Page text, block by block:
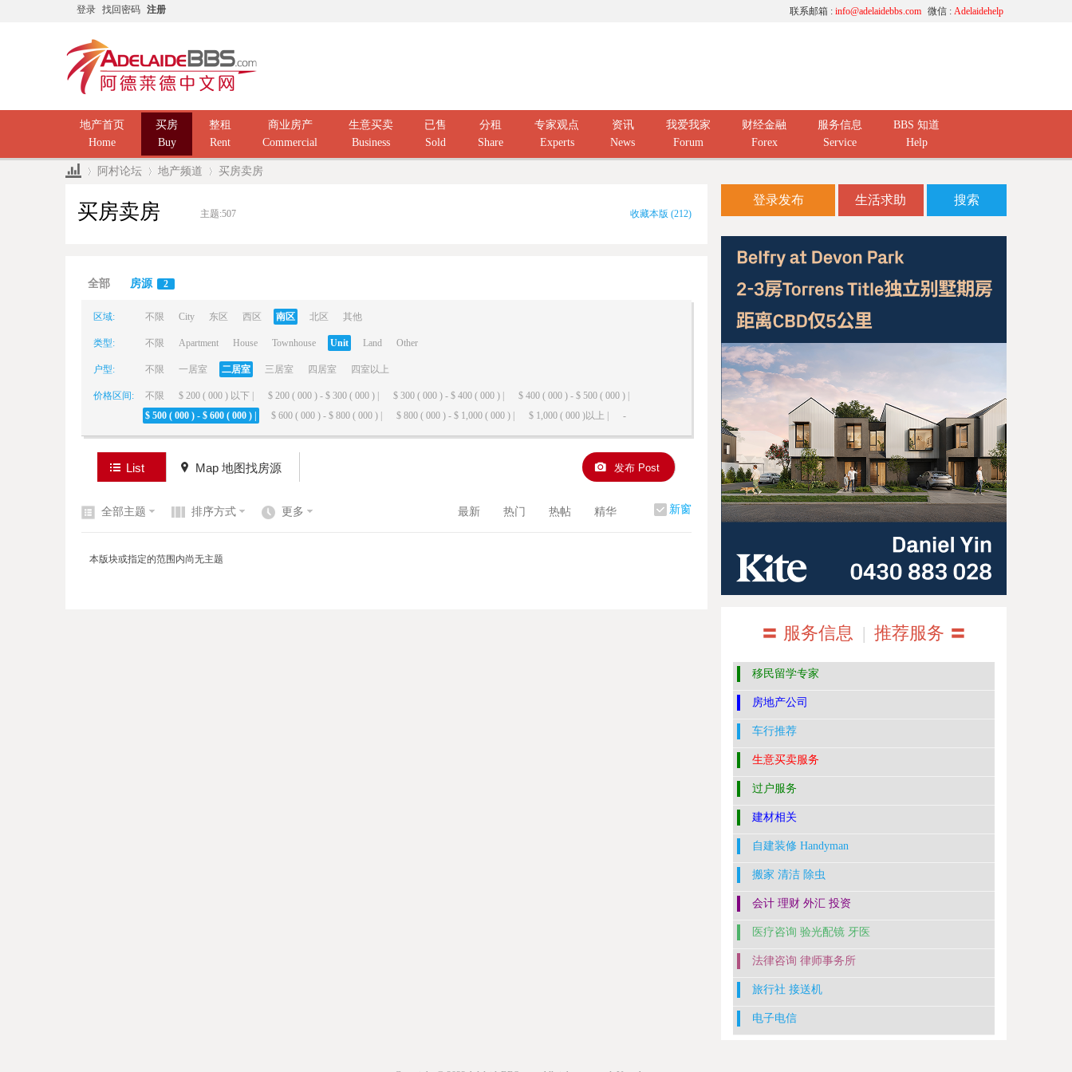
登录 找回密码 注册 微信 : Adelaidehelp
联系邮箱 : info@adelaidebbs.com
地产首页
Home
买房
Buy
整租
Rent
商业房产
Commercial
生意买卖
Business
已售
Sold
分租
Share
专家观点
Experts
资讯
News
我爱我家
Forum
财经金融
Forex
服务信息
Service
BBS 知道
Help
阿村论坛 地产频道 买房卖房
买房卖房 主题:507 收藏本版 (212)
全部 房源 2
区域: 不限 City 东区 西区 南区 北区 其他
类型: 不限 Apartment House Townhouse Unit Land Other
户型: 不限 一居室 二居室 三居室 四居室 四室以上
价格区间: 不限 $ 200 ( 000 ) 以下 | $ 200 ( 000 ) - $ 300 ( 000 ) | $ 300 ( 000 ) - $ 400 ( 000 ) |
$ 400 ( 000 ) - $ 500 ( 000 ) |
$ 500 ( 000 ) - $ 600 ( 000 ) |
$ 600 ( 000 ) - $ 800 ( 000 ) | $ 800 ( 000 ) - $ 1,000 ( 000 ) | $ 1,000 ( 000 )以上 | -
List Map 地图找房源 发布 Post
新窗
全部主题 排序方式 更多 最新 热门 热帖 精华
本版块或指定的范围内尚无主题
登录发布 生活求助 搜索
〓 服务信息 | 推荐服务 〓
移民留学专家
房地产公司
车行推荐
生意买卖服务
过户服务
建材相关
自建装修 Handyman
搬家 清洁 除虫
会计 理财 外汇 投资
医疗咨询 验光配镜 牙医
法律咨询 律师事务所
旅行社 接送机
电子电信